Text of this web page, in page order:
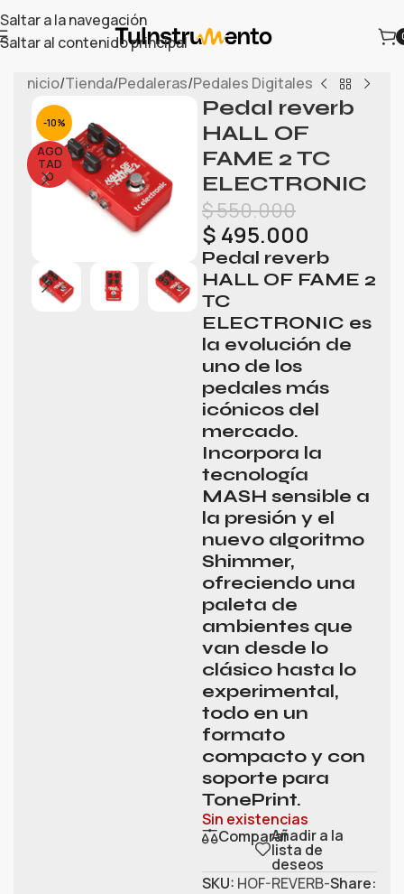
Saltar a la navegación
Saltar al contenido principal
Inicio/Tienda/Pedaleras/Pedales Digitales
-10%
AGO
TAD
O
Pedal reverb
HALL OF
FAME 2 TC
ELECTRONIC
$550.000
$ 495.000
Pedal reverb
HALL OF FAME 2
TC
ELECTRONIC es
la evolución de
uno de los
pedales más
icónicos del
mercado.
Incorpora la
tecnología
MASH sensible a
la presión y el
nuevo algoritmo
Shimmer,
ofreciendo una
paleta de
ambientes que
van desde lo
clásico hasta lo
experimental,
todo en un
formato
compacto y con
soporte para
TonePrint.
Sin existencias
CompararAñadir a la
lista de
deseos
SKU: HOF-REVERB-Share: